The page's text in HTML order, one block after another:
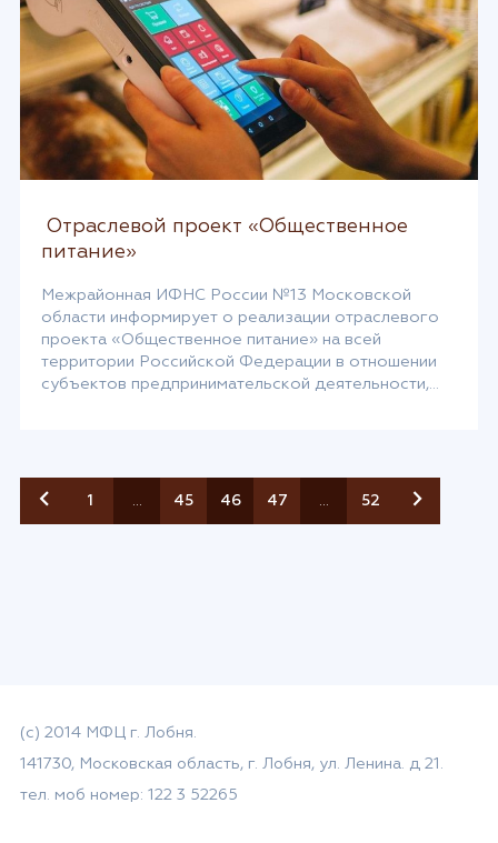
Отраслевой проект «Общественное
питание»
Межрайонная ИФНС России №13 Московской
области информирует о реализации отраслевого
проекта «Общественное питание» на всей
территории Российской Федерации в отношении
субъектов предпринимательской деятельности,
применяться в обязательном порядке при каждом
1 … 45 46 47 … 52
(с) 2014 МФЦ г. Лобня.
141730, Московская область, г. Лобня, ул. Ленина. д 21.
тел. моб номер: 122 3 52265